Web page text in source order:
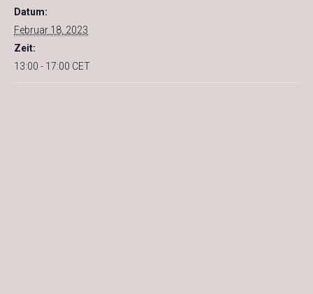
Datum:
Februar 18, 2023
Zeit:
13:00 - 17:00 CET